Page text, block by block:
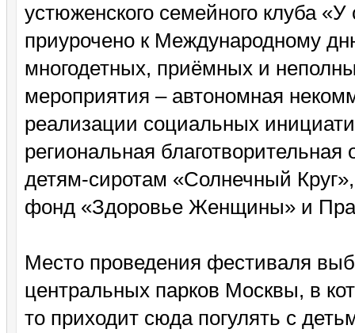
устюженского семейного клуба
приурочено к Международному
многодетных, приёмных и
мероприятия – автономная
реализации социальных
региональная
детям-сиротам «Солнечный
фонд «Здоровье Женщины» и
Место проведения фестиваля
центральных парков Москвы, в
то приходит сюда погулять с